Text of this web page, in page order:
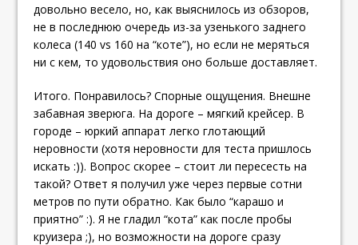
довольно весело, но, как выяснилось из обзоров,
не в последнюю очередь из-за узенького заднего
колеса (140 vs 160 на “коте”), но если не меряться
ни с кем, то удовольствия оно больше доставляет.
Итого. Понравилось? Спорные ощущения. Внешне
забавная зверюга. На дороге – мягкий крейсер. В
городе – юркий аппарат легко глотающий
неровности (хотя неровности для теста пришлось
искать :)). Вопрос скорее – стоит ли пересесть на
такой? Ответ я получил уже через первые сотни
метров по пути обратно. Как было “карашо и
приятно” :). Я не гладил “кота” как после пробы
круизера ;), но возможности на дороге сразу